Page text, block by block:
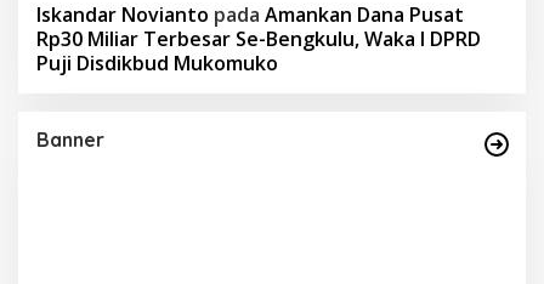
Iskandar Novianto pada Amankan Dana Pusat
Rp30 Miliar Terbesar Se-Bengkulu, Waka I DPRD
Puji Disdikbud Mukomuko
Banner